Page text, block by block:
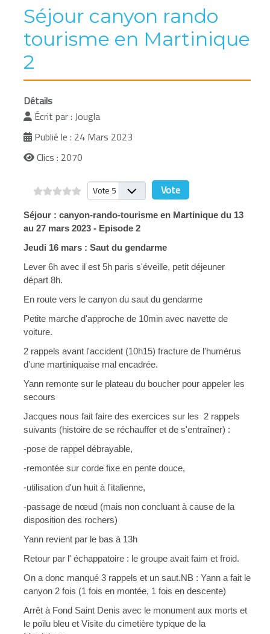
Séjour canyon rando
tourisme en Martinique
2
Détails
Écrit par :Jougla
Publié le : 24 Mars 2023
Clics : 2070
Veuillez voter
Séjour : canyon-rando-tourisme en Martinique du 13
au 27 mars 2023 - Episode 2
Jeudi 16 mars : Saut du gendarme
Lever 6h avec il est 5h paris s'éveille, petit déjeuner
départ 8h.
En route vers le canyon du saut du gendarme
Petite marche d'approche de 10min avec navette de
voiture.
2 rappels avant l'accident (10h15) fracture de l'humérus
d'une martiniquaise mal encadrée.
Yann remonte sur le plateau du boucher pour appeler les
secours
Jacques nous fait faire des exercices sur les  2 rappels
suivants (histoire de se réchauffer et de s'entraîner) :
-pose de rappel débrayable,
-remontée sur corde fixe en pente douce,
-utilisation d'un huit à l'italienne,
-passage de nœud (mais non concluant à cause de la
disposition des rochers)
Yann revient par le bas à 13h
Retour par l' échappatoire : le groupe avait faim et froid.
On a donc manqué 3 rappels et un saut.NB : Yann a fait le
canyon 2 fois (1 fois en montée, 1 fois en descente)
Arrêt à Fond Saint Denis avec le monument aux morts et
le poilu bleu et Visite du cimetière typique de la